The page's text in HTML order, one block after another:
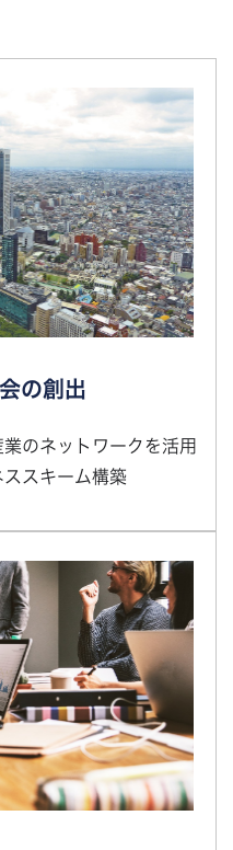
の創出
のネットワークを活用
ススキーム構築